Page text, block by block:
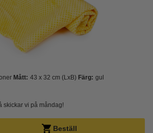
Mått: 43 x 32 cm (LxB) Färg: gul
skickar vi på måndag!
Beställ